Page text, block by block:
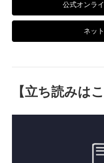
公式オンラ
ネッ
【立ち読みは